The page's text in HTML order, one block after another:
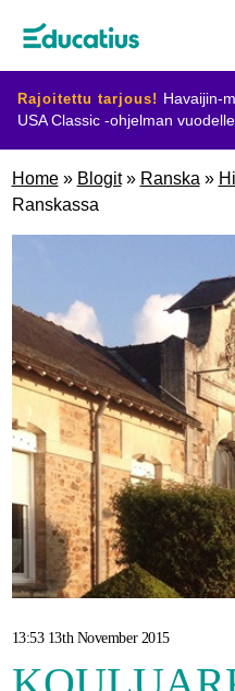
Rajoitettu tarjous! Havaijin-
USA Classic -ohjelman
Ohjelmat
Suunnittele
vaihtosi
Ryhdy
isäntäperheeksi
Home» Blogit» Ranska »
Ranskassa
13:53 13th November 2015